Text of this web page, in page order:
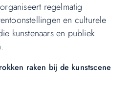
regelmatig
en culturele
kunstenaars en publiek
raken bij de kunstscene